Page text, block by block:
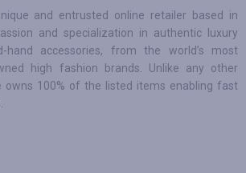
and entrusted online retailer based in
and specialization in authentic luxury
hand accessories, from the world’s most
high fashion brands. Unlike any other
owns 100% of the listed items enabling fast